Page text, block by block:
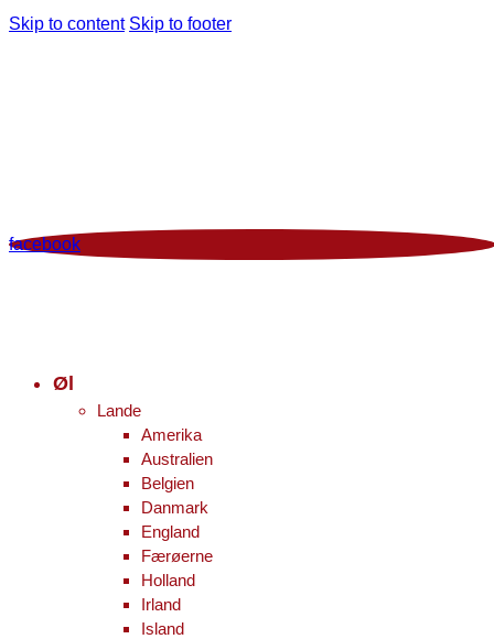
Skip to content Skip to footer
facebook
Øl
Lande
Amerika
Australien
Belgien
Danmark
England
Færøerne
Holland
Irland
Island